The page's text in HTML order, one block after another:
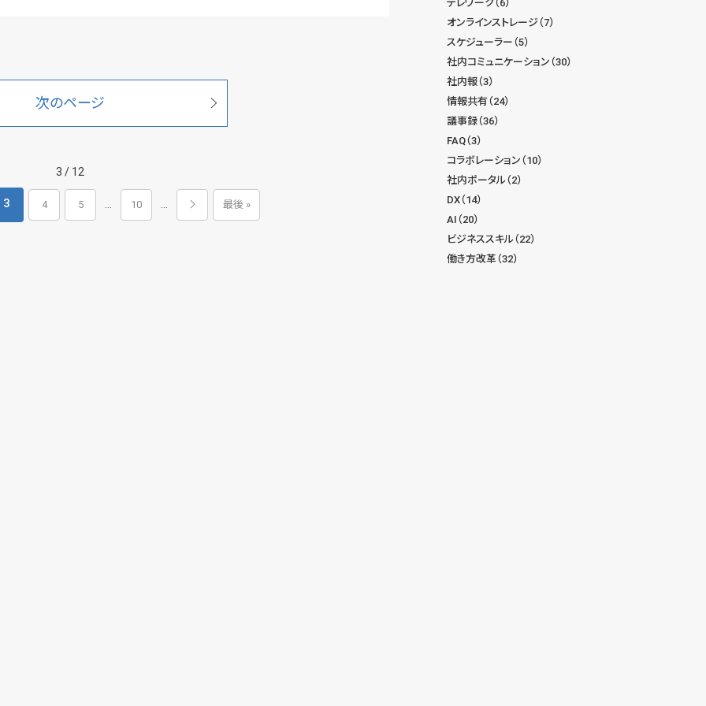
次のページ
3 / 12
3 4 5 ... 10 ... 最後 »
テレワーク（6）
オンラインストレージ（7）
スケジューラー（5）
社内コミュニケーション（30）
社内報（3）
情報共有（24）
議事録（36）
FAQ（3）
コラボレーション（10）
社内ポータル（2）
DX（14）
AI（20）
ビジネススキル（22）
働き方改革（32）